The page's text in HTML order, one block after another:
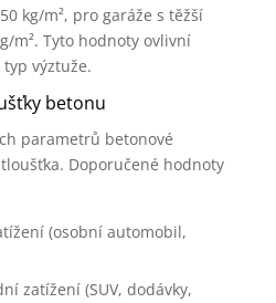
kg/m², pro garáže s těžší
m². Tyto hodnoty ovlivní
výztuže.
betonu
parametrů betonové
Doporučené hodnoty
(osobní automobil,
zatížení (SUV, dodávky,